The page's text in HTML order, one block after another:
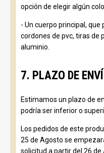
opción de elegir algún
- Un cuerpo principal,
cordones de pvc, tiras de
aluminio.
7. PLAZO DE
Estimamos un plazo de
podría ser inferior o
Los pedidos de este
25 de Agosto se
solicitud a partir del 26 de